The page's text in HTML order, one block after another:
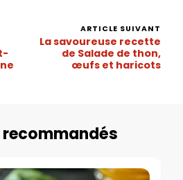
ARTICLE SUIVANT
La savoureuse recette
de Salade de thon,
œufs et haricots